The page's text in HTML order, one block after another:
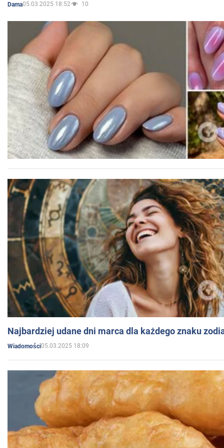
Dama05.03.2025 18:52 10
Najbardziej udane dni marca dla każdego znaku
Wiadomości05.03.2025 18:09